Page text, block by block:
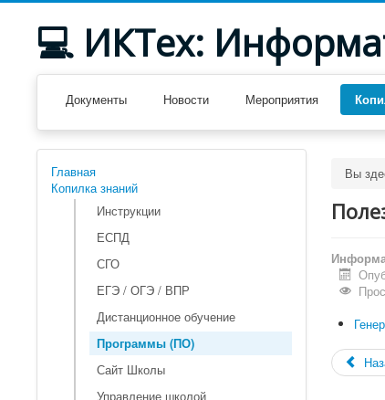
💻 ИКТех:
Документы Новости Мероприятия
Главная
Копилка знаний
Инструкции
ЕСПД
СГО
ЕГЭ / ОГЭ / ВПР
Дистанционное обучение
Программы (ПО)
Сайт Школы
Управление школой
Вы